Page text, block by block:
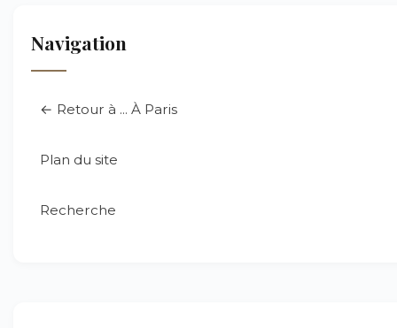
Navigation
← Retour à ... À Paris
Plan du site
Recherche